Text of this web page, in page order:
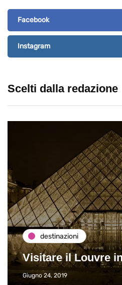
Facebook
Instagram
Scelti dalla redazione
destinazioni
Visitare il Louvre
Giugno 24, 2019